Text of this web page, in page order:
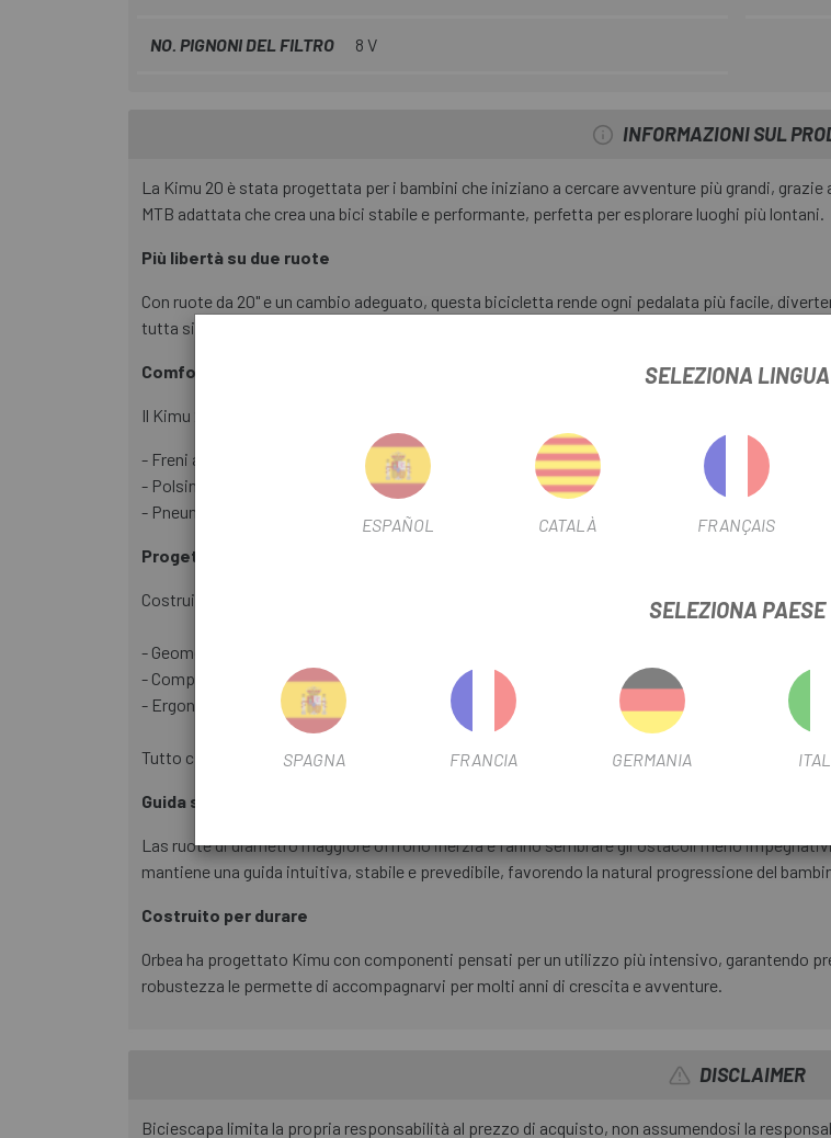
NO. PIGNONI DEL FILTRO 8 V
INFORMAZIONI SUL
La Kimu 20 è stata progettata per i bambini che iniziano a cercare avventure più grandi,
MTB adattata che crea una bici stabile e performante, perfetta per esplorare luoghi più lontani.
Più libertà su due ruote
Con ruote da 20" e un cambio adeguato, questa bicicletta rende ogni pedalata più facile,
tutta sicurezza. È progettata per bambini dai 5 agli 8 anni e con un'altezza compresa tra 108 e
Comfort e sicurezza in ogni uscita.
Il Kimu 20 H20 è dotato di:
- Freni a disco idraulici Clarks M2, progettati per mani piccole, fluidi e facili da azionare.
- Polsini sottili progettati per le mani dei bambini, che migliorano la presa e control .
- Pneumatici Kenda Booster 20x2.20”, che offrono trazione e stabilità su diverse superfici
Progettato per progredire
Costruite secondo gli stessi standard las per adulti:
- Geometria bilanciata per una maneggevolezza stabile
- Componenti dimensionati per una vestibilità perfetta
- Ergonomia adattata a corpi di piccole dimensioni
Tutto ciò offre control totale e un'esperienza che ispira fiducia fin dal primer istante.
Guida stabile e prevedibile
Las ruote di diametro maggiore offrono inerzia e fanno sembrare gli ostacoli meno
mantiene una guida intuitiva, stabile e prevedibile, favorendo la natural progressione del
Costruito per durare
Orbea ha progettato Kimu con componenti pensati per un utilizzo più intensivo, garantendo
robustezza le permette di accompagnarvi per molti anni di crescita e avventure.
DISCLAIMER
Biciescapa limita la propria responsabilità al prezzo di acquisto, non assumendosi la
SELEZIONA LINGUA
ESPAÑOL CATALÀ FRANÇAIS
SELEZIONA PAESE
SPAGNA FRANCIA GERMANIA